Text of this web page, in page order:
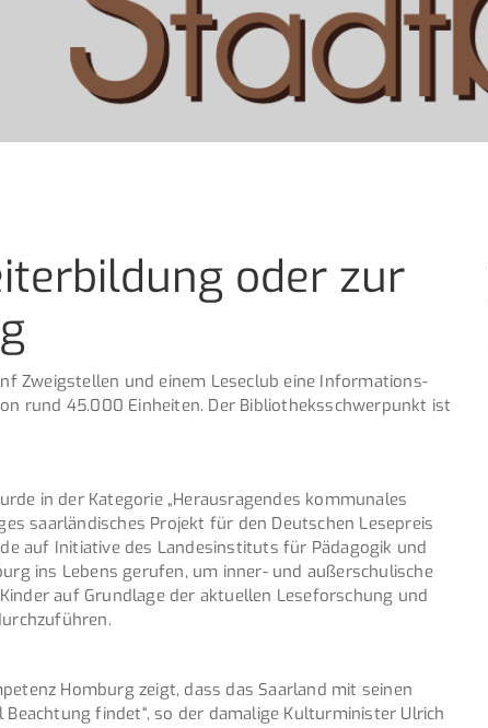
oder zur
Zweigstellen und einem Leseclub eine Informations-
rund 45.000 Einheiten. Der Bibliotheksschwerpunkt ist
in der Kategorie „Herausragendes kommunales
saarländisches Projekt für den Deutschen Lesepreis
auf Initiative des Landesinstituts für Pädagogik und
ins Lebens gerufen, um inner- und außerschulische
auf Grundlage der aktuellen Leseforschung und
Homburg zeigt, dass das Saarland mit seinen
findet“, so der damalige Kulturminister Ulrich